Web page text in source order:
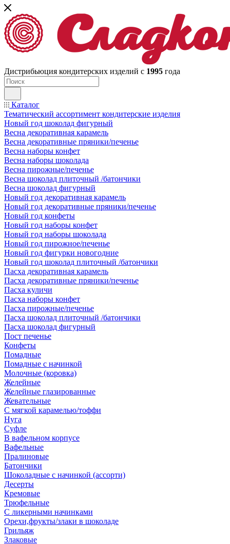
Дистрибьюция кондитерских изделий с 1995 года
Каталог
Тематический ассортимент кондитерские изделия
Новый год шоколад фигурный
Весна декоративная карамель
Весна декоративные пряники/печенье
Весна наборы конфет
Весна наборы шоколада
Весна пирожные/печенье
Весна шоколад плиточный /батончики
Весна шоколад фигурный
Новый год декоративная карамель
Новый год декоративные пряники/печенье
Новый год конфеты
Новый год наборы конфет
Новый год наборы шоколада
Новый год пирожное/печенье
Новый год фигурки новогодние
Новый год шоколад плиточный /батончики
Пасха декоративная карамель
Пасха декоративные пряники/печенье
Пасха куличи
Пасха наборы конфет
Пасха пирожные/печенье
Пасха шоколад плиточный /батончики
Пасха шоколад фигурный
Пост печенье
Конфеты
Помадные
Помадные с начинкой
Молочные (коровка)
Желейные
Желейные глазированные
Жевательные
С мягкой карамелью/тоффи
Нуга
Суфле
В вафельном корпусе
Вафельные
Пралиновые
Батончики
Шоколадные с начинкой (ассорти)
Десерты
Кремовые
Трюфельные
С ликерными начинками
Орехи,фрукты/злаки в шоколаде
Грильяж
Злаковые